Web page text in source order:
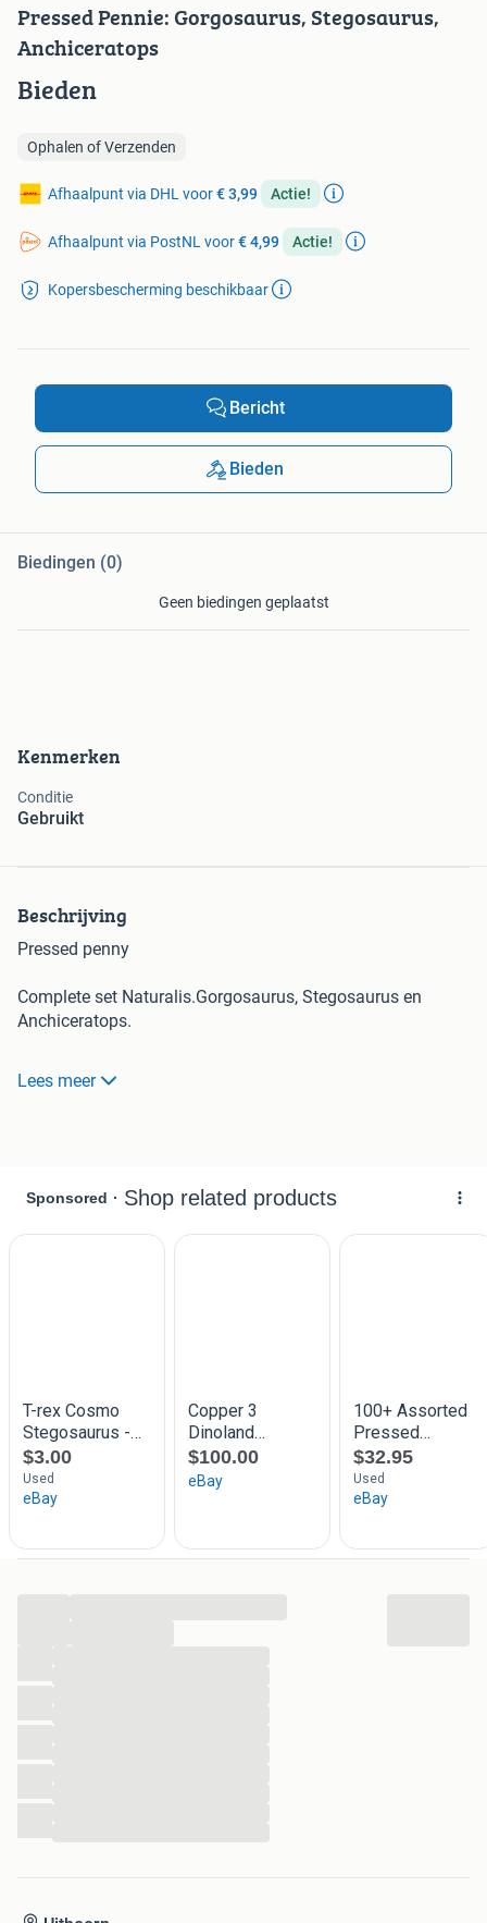
Kenmerken
Conditie
Gebruikt
Beschrijving
Pressed penny
Complete set Naturalis.Gorgosaurus, Stegosaurus en
Anchiceratops.
Elongated penny
Lees meer
Pressed Pennie: Gorgosaurus, Stegosaurus,
Anchiceratops
Bieden
Ophalen of Verzenden
Afhaalpunt via DHL voor€ 3,99 Actie!
Afhaalpunt via PostNL voor€ 4,99 Actie!
Kopersbescherming beschikbaar
Bericht
Bieden
Biedingen (0)
Geen biedingen geplaatst